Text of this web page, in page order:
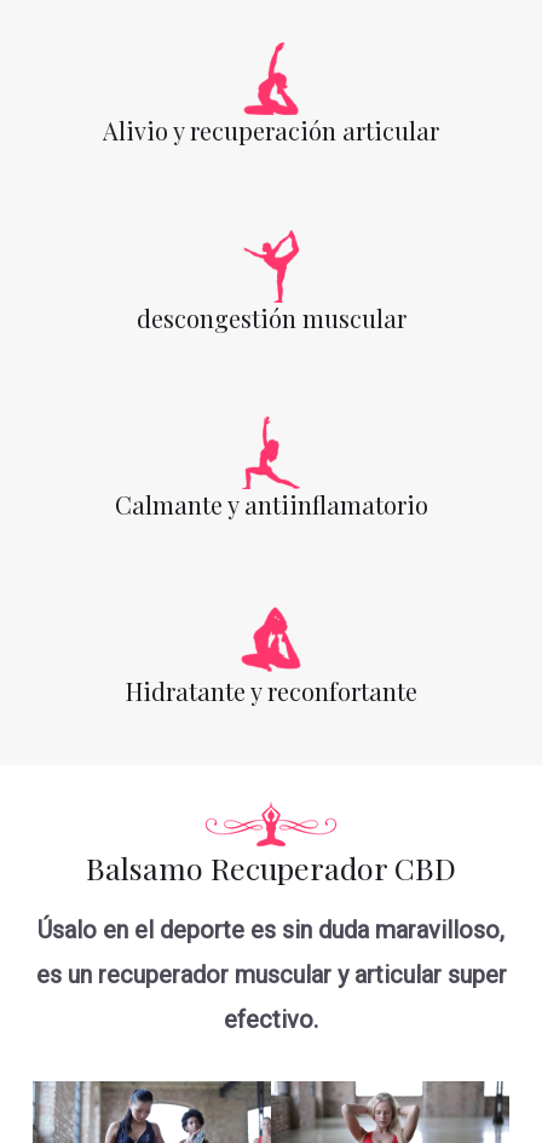
Alivio y recuperación articular
descongestión muscular
Calmante y antiinflamatorio
Hidratante y reconfortante
Balsamo Recuperador CBD
Úsalo en el deporte es sin duda maravilloso,
es un recuperador muscular y articular super
efectivo.